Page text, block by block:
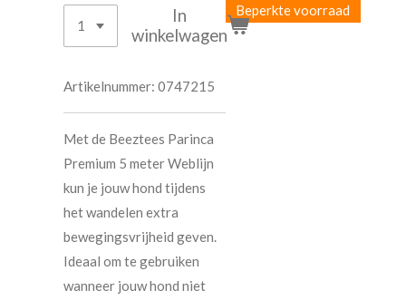
Beperkte voorraad
In
winkelwagen
Artikelnummer: 0747215
Met de Beeztees Parinca
Premium 5 meter Weblijn
kun je jouw hond tijdens
het wandelen extra
bewegingsvrijheid geven.
Ideaal om te gebruiken
wanneer jouw hond niet